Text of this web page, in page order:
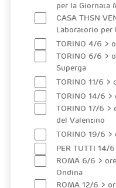
per la Giornata
CASA THSN
Laboratorio per
TORINO 4/6 >
TORINO 6/6 >
Superga
TORINO 11/6 >
TORINO 14/6 >
TORINO 17/6 >
del Valentino
TORINO 19/6 >
PER TUTTI 14/
ROMA 6/6 >
Ondina
ROMA 12/6 >